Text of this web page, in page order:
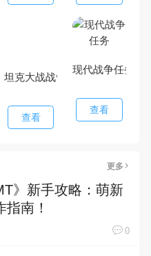
坦克大战战争
查看
现代战争任务
查看
更多
》新手攻略：萌新
指南！
0